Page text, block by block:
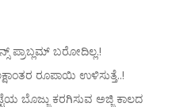
ಪ್ರಾಬ್ಲಮ್‌ ಬರೋದಿಲ್ಲ.!
ರೂಪಾಯಿ ಉಳಿಸುತ್ತೆ..!
ಬೊಜ್ಜು ಕರಗಿಸುವ ಅಜ್ಜಿ ಕಾಲದ